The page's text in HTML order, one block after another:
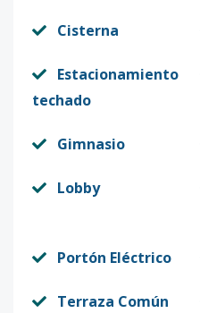
Cisterna
Estacionamiento
techado
Gimnasio
Lobby
Portón Eléctrico
Terraza Común